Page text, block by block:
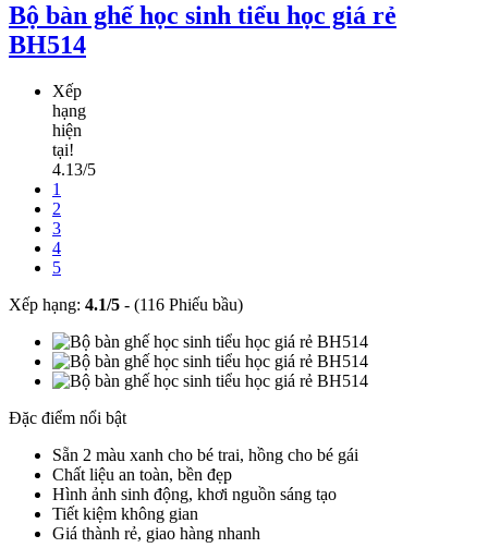
Bộ bàn ghế học sinh tiểu học giá rẻ
BH514
Xếp
hạng
hiện
tại!
4.13/5
1
2
3
4
5
Xếp hạng: 4.1/5 - (116 Phiếu bầu)
Đặc điểm nổi bật
Sẵn 2 màu xanh cho bé trai, hồng cho bé gái
Chất liệu an toàn, bền đẹp
Hình ảnh sinh động, khơi nguồn sáng tạo
Tiết kiệm không gian
Giá thành rẻ, giao hàng nhanh